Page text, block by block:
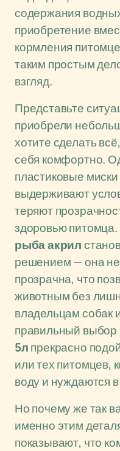
содержания
приобретение
кормления
таким простым
взгляд.
Представьте
приобрели
хотите сделать
себя комфортно.
пластиковые
выдерживают
теряют
здоровью
рыба акрил
решением — она не
прозрачна, что
животным без
владельцам собак
правильный
5лпрекрасно
или тех питомцев,
воду и нуждаются
Но почему же так
именно этим
показывают, что